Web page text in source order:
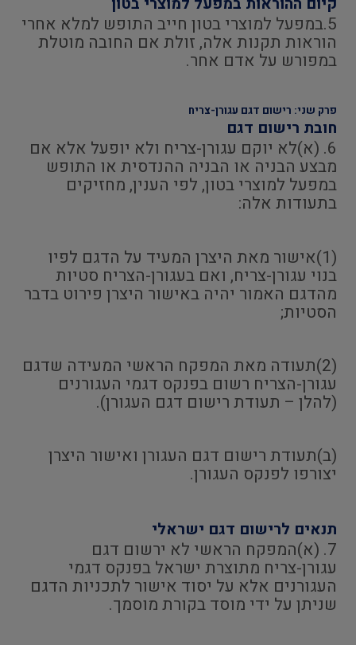
5.במפעל למוצרי בטון חייב התופש למלא אחרי
הוראות תקנות אלה, זולת אם החובה מוטלת
במפורש על אדם אחר.
פרק שני: רישום דגם עגורן-צריח
חובת רישום דגם
6. (א)לא יוקם עגורן-צריח ולא יופעל אלא אם
מבצע הבניה או הבניה ההנדסית או התופש
במפעל למוצרי בטון, לפי הענין, מחזיקים
בתעודות אלה:
(1)אישור מאת היצרן המעיד על הדגם לפיו
בנוי עגורן-צריח, ואם בעגורן-הצריח סטיות
מהדגם האמור יהיה באישור היצרן פירוט בדבר
הסטיות;
(2)תעודה מאת המפקח הראשי המעידה שדגם
עגורן-הצריח רשום בפנקס דגמי העגורנים
(להלן – תעודת רישום דגם העגורן).
(ב)תעודת רישום דגם העגורן ואישור היצרן
יצורפו לפנקס העגורן.
תנאים לרישום דגם ישראלי
7. (א)המפקח הראשי לא ירשום דגם
עגורן-צריח מתוצרת ישראל בפנקס דגמי
העגורנים אלא על יסוד אישור לתכניות הדגם
שניתן על ידי מוסד בקורת מוסמך.